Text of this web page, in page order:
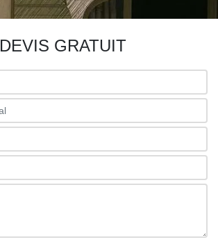
DEVIS GRATUIT